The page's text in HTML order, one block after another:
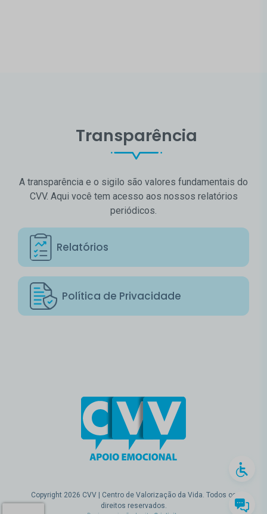
Transparência
A transparência e o sigilo são valores fundamentais do
CVV. Aqui você tem acesso aos nossos relatórios
periódicos.
Relatórios
Política de Privacidade
Copyright 2026 CVV | Centro de Valorização da Vida. Todos os
direitos reservados.